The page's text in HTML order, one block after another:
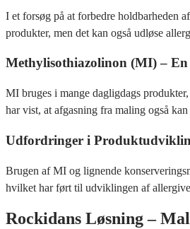
I et forsøg på at forbedre holdbarheden
produkter, men det kan også udløse
Methylisothiazolinon (MI) –
MI bruges i mange dagligdags
har vist, at afgasning fra maling også
Udfordringer i
Brugen af MI og lignende
hvilket har ført til udviklingen af
Rockidans Løsning –